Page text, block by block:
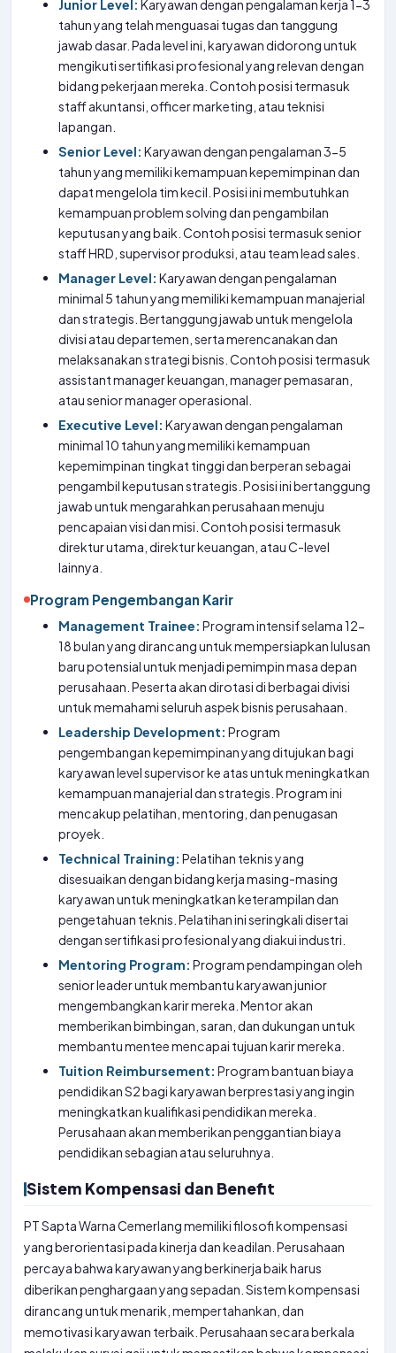
Junior Level: Karyawan dengan pengalaman kerja 1-3
tahun yang telah menguasai tugas dan tanggung
jawab dasar. Pada level ini, karyawan didorong untuk
mengikuti sertifikasi profesional yang relevan dengan
bidang pekerjaan mereka. Contoh posisi termasuk
staff akuntansi, officer marketing, atau teknisi
lapangan.
Senior Level: Karyawan dengan pengalaman 3-5
tahun yang memiliki kemampuan kepemimpinan dan
dapat mengelola tim kecil. Posisi ini membutuhkan
kemampuan problem solving dan pengambilan
keputusan yang baik. Contoh posisi termasuk senior
staff HRD, supervisor produksi, atau team lead sales.
Manager Level: Karyawan dengan pengalaman
minimal 5 tahun yang memiliki kemampuan manajerial
dan strategis. Bertanggung jawab untuk mengelola
divisi atau departemen, serta merencanakan dan
melaksanakan strategi bisnis. Contoh posisi termasuk
assistant manager keuangan, manager pemasaran,
atau senior manager operasional.
Executive Level: Karyawan dengan pengalaman
minimal 10 tahun yang memiliki kemampuan
kepemimpinan tingkat tinggi dan berperan sebagai
pengambil keputusan strategis. Posisi ini bertanggung
jawab untuk mengarahkan perusahaan menuju
pencapaian visi dan misi. Contoh posisi termasuk
direktur utama, direktur keuangan, atau C-level
lainnya.
Program Pengembangan Karir
Management Trainee: Program intensif selama 12-
18 bulan yang dirancang untuk mempersiapkan lulusan
baru potensial untuk menjadi pemimpin masa depan
perusahaan. Peserta akan dirotasi di berbagai divisi
untuk memahami seluruh aspek bisnis perusahaan.
Leadership Development: Program
pengembangan kepemimpinan yang ditujukan bagi
karyawan level supervisor ke atas untuk meningkatkan
kemampuan manajerial dan strategis. Program ini
mencakup pelatihan, mentoring, dan penugasan
proyek.
Technical Training: Pelatihan teknis yang
disesuaikan dengan bidang kerja masing-masing
karyawan untuk meningkatkan keterampilan dan
pengetahuan teknis. Pelatihan ini seringkali disertai
dengan sertifikasi profesional yang diakui industri.
Mentoring Program: Program pendampingan oleh
senior leader untuk membantu karyawan junior
mengembangkan karir mereka. Mentor akan
memberikan bimbingan, saran, dan dukungan untuk
membantu mentee mencapai tujuan karir mereka.
Tuition Reimbursement: Program bantuan biaya
pendidikan S2 bagi karyawan berprestasi yang ingin
meningkatkan kualifikasi pendidikan mereka.
Perusahaan akan memberikan penggantian biaya
pendidikan sebagian atau seluruhnya.
Sistem Kompensasi dan Benefit
PT Sapta Warna Cemerlang memiliki filosofi kompensasi
yang berorientasi pada kinerja dan keadilan. Perusahaan
percaya bahwa karyawan yang berkinerja baik harus
diberikan penghargaan yang sepadan. Sistem kompensasi
dirancang untuk menarik, mempertahankan, dan
memotivasi karyawan terbaik. Perusahaan secara berkala